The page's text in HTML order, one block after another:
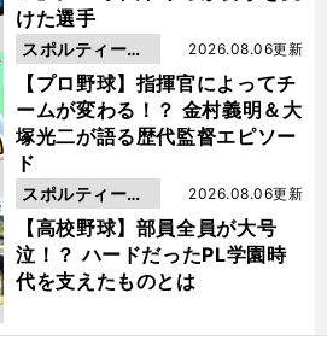
けた選手
【プロ野球】指揮官によってチ
ームが変わる！？ 金村義明＆大
塚光二が語る歴代監督エピソー
ド
2026.08.06更新
スポルティーバ
動画
【高校野球】部員全員が大号
泣！？ ハードだったPL学園時
代を支えたものとは
2026.08.06更新
スポルティーバ
動画